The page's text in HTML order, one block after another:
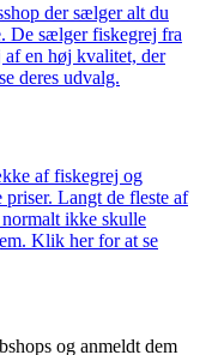
der sælger alt du
De sælger fiskegrej fra
en høj kvalitet, der
deres udvalg.
af fiskegrej og
Langt de fleste af
ikke skulle
Klik her for at se
og anmeldt dem